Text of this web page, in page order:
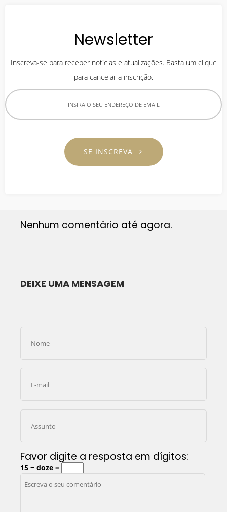
Newsletter
Inscreva-se para receber notícias e atualizações. Basta um clique
para cancelar a inscrição.
SE INSCREVA
Nenhum comentário até agora.
DEIXE UMA MENSAGEM
Favor digite a resposta em dígitos:
15 − doze =